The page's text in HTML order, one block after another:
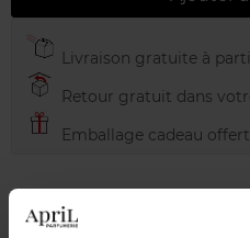
Livraison gratuite à
Retour gratuit dans
Emballage cadeau offert